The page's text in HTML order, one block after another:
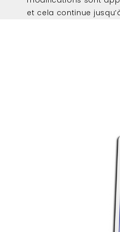
et cela continue